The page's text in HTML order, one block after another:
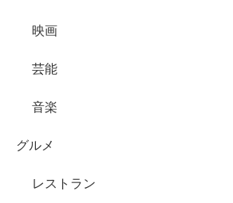
映画
芸能
音楽
グルメ
レストラン